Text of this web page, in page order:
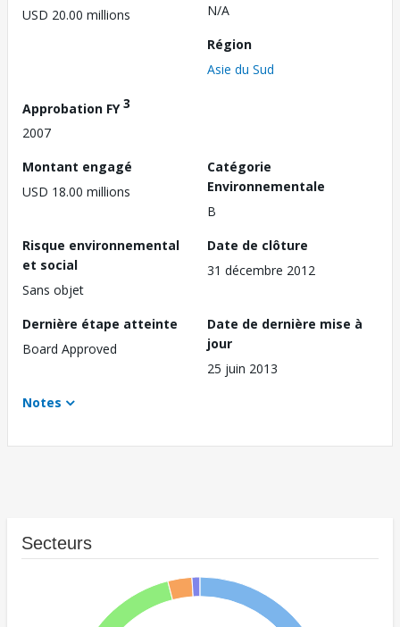
USD 20.00 millions
N/A
Région
Asie du Sud
Approbation FY3
2007
Montant engagé
USD 18.00 millions
Catégorie
Environnementale
B
Risque environnemental
et social
Sans objet
Date de clôture
31 décembre 2012
Dernière étape atteinte
Board Approved
Date de dernière mise à
jour
25 juin 2013
Notes
Secteurs